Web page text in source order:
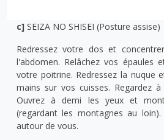
c] SEIZA NO SHISEI (Posture assise)
Redressez votre dos et
l'abdomen. Relâchez vos épaules
votre poitrine. Redressez la nuque
mains sur vos cuisses. Regardez
Ouvrez à demi les yeux et
(regardant les montagnes au
autour de vous.